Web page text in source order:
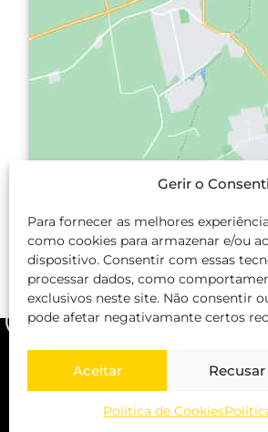
Gerir o
Para fornecer as melhores
como cookies para armazenar e/ou
dispositivo. Consentir com essas
processar dados, como
exclusivos neste site. Não consentir
pode afetar negativamante certos
Aceitar Recusar
Política de Cookies